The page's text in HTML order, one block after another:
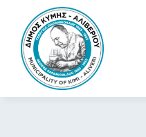
content